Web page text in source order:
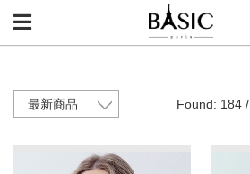
Found: 184 /